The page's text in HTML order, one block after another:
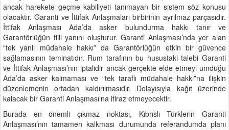
ancak harekete geçme kabiliyeti tanımayan bir sistem söz konusu
olacaktır. Garanti ve İttifak Anlaşmaları birbirinin ayrılmaz parçasıdır.
İttifak Anlaşması Ada’da asker bulundurma hakkı tanır ve
Garantörlüğün fiili yanını oluşturur. Garanti Anlaşması’nda yer alan
“tek yanlı müdahale hakkı” da Garantörlüğün etkin bir güvence
sağlamasının teminatıdır. Rum tarafının bu husustaki talebi Garanti
ve İttifak Anlaşması’nın iptalidir ancak gerçekte elde etmeyi umduğu
Ada’da asker kalmaması ve “tek taraflı müdahale hakkı”na ilişkin
düzenlemenin ortadan kaldırılmasıdır. Dolayısıyla kağıt üzerinde
kalacak bir Garanti Anlaşması’na itiraz etmeyecektir.
Burada en önemli çıkmaz noktası, Kıbrıslı Türklerin Garanti
Anlaşması’nın tamamen kalkması durumunda referandumda planı